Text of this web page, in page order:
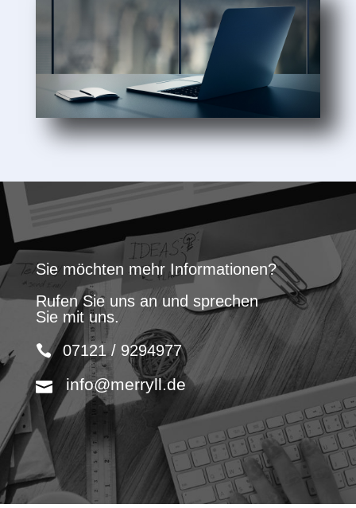
Sie möchten mehr Informationen?
Rufen Sie uns an und sprechen
Sie mit uns.
07121 / 9294977
info@merryll.de